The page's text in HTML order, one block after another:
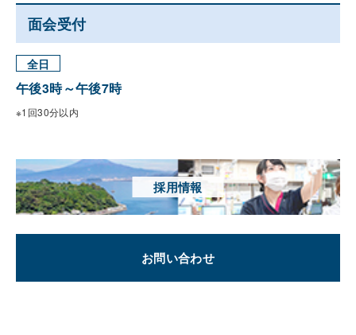
面会受付
全日
午後3時～午後7時
※1回30分以内
採用情報
お問い合わせ